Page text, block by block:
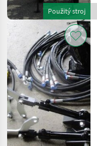
Použitý stroj